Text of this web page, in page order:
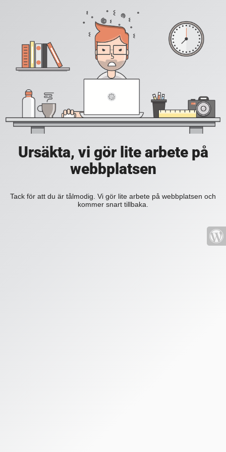
Ursäkta, vi gör lite arbete på
webbplatsen
Tack för att du är tålmodig. Vi gör lite arbete på webbplatsen och
kommer snart tillbaka.